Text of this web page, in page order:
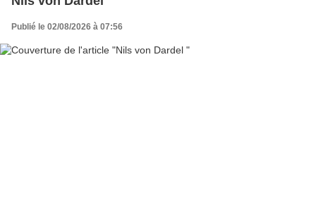
Publié le 02/08/2026 à 07:56